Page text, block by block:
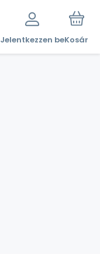
Jelentkezzen beKosár